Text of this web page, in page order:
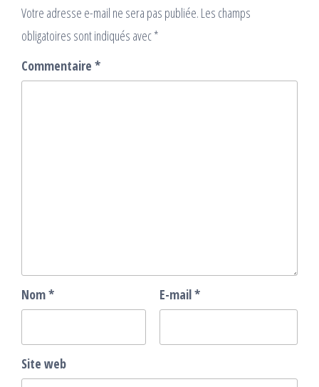
Votre adresse e-mail ne sera pas publiée. Les champs
obligatoires sont indiqués avec*
Commentaire *
Nom* E-mail*
Site web